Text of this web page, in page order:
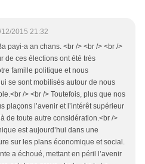
2015 21:32
payi-a an chans. <br /> <br /> <br />
de ces élections ont été très
famille politique et nous
se sont mobilisés autour de nous
/> <br /> Toutefois, plus que nos
plaçons l’avenir et l’intérêt supérieur
de toute autre considération.<br />
est aujourd’hui dans une
sur les plans économique et social.
a échoué, mettant en péril l’avenir